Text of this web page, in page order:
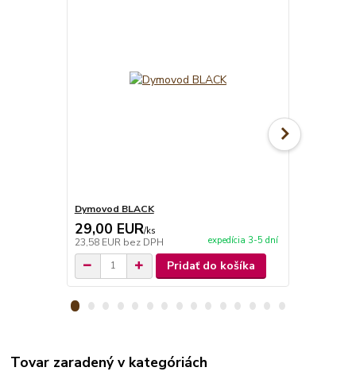
Dymovod BLACK
29,00 EUR/ks
23,58 EUR bez DPH expedícia 3-5 dní
Pridať do košíka
Tovar zaradený v kategóriách